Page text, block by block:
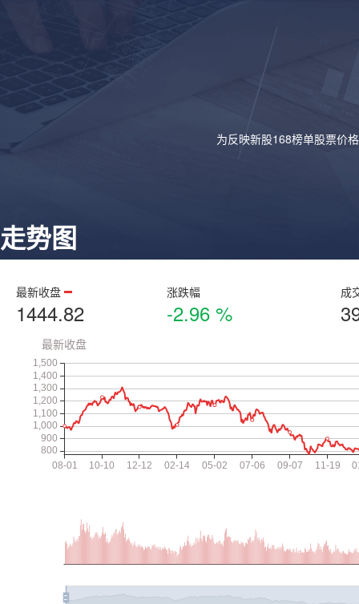
为反映新股168榜单股票价
走势图
最新收盘
1444.82
涨跌幅
-2.96 %
成